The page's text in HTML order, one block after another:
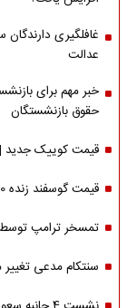
عدالت
خبر مهم برای
حقوق بازنشستگان
قیمت کوییک جدید | قیمت
قیمت گوسفند زنده 30 درصد ریخت
تمسخر ترامپ توسط
سنتکام مدعی تغییر مسیر ۴۸ کشتی